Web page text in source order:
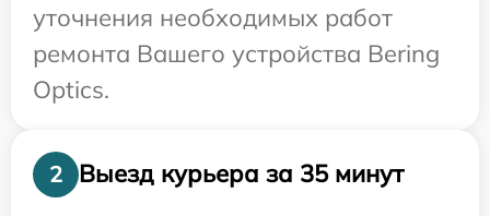
уточнения необходимых работ
ремонта Вашего устройства Bering
Optics.
2
Выезд курьера за 35 минут